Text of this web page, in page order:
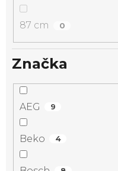
87 cm 0
Značka
AEG 9
Beko 4